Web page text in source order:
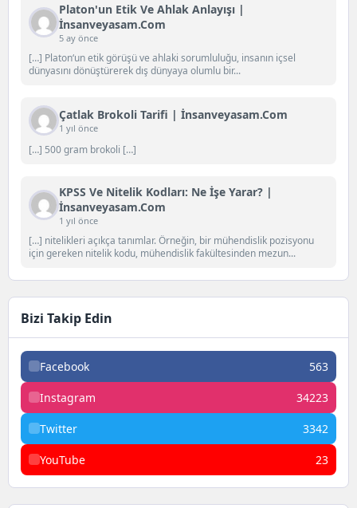
Platon'un Etik Ve Ahlak Anlayışı |
İnsanveyasam.com
5 ay önce
[…] Platon‘un etik görüşü ve ahlaki sorumluluğu, insanın içsel
dünyasını dönüştürerek dış dünyaya olumlu bir...
Çatlak Brokoli Tarifi | İnsanveyasam.com
1 yıl önce
[…] 500 gram brokoli […]
KPSS Ve Nitelik Kodları: Ne İşe Yarar? |
İnsanveyasam.com
1 yıl önce
[…] nitelikleri açıkça tanımlar. Örneğin, bir mühendislik pozisyonu
için gereken nitelik kodu, mühendislik fakültesinden mezun...
Bizi Takip Edin
Facebook 563
Instagram 34223
Twitter 3342
YouTube 23